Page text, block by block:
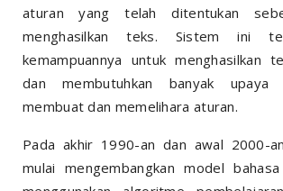
aturan yang telah ditentukan
menghasilkan teks. Sistem ini
kemampuannya untuk menghasilkan
dan membutuhkan banyak upaya
membuat dan memelihara aturan.
Pada akhir 1990-an dan awal 2000-
mulai mengembangkan model